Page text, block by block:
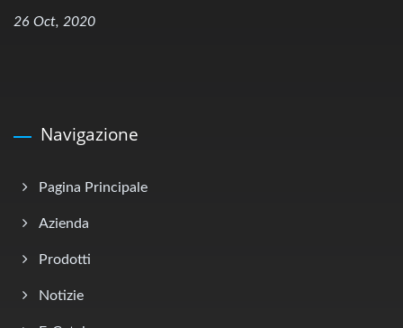
26 Oct, 2020
Navigazione
Pagina Principale
Azienda
Prodotti
Notizie